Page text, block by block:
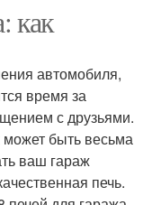
как
автомобиля,
время за
с друзьями.
быть весьма
ваш гараж
печь.